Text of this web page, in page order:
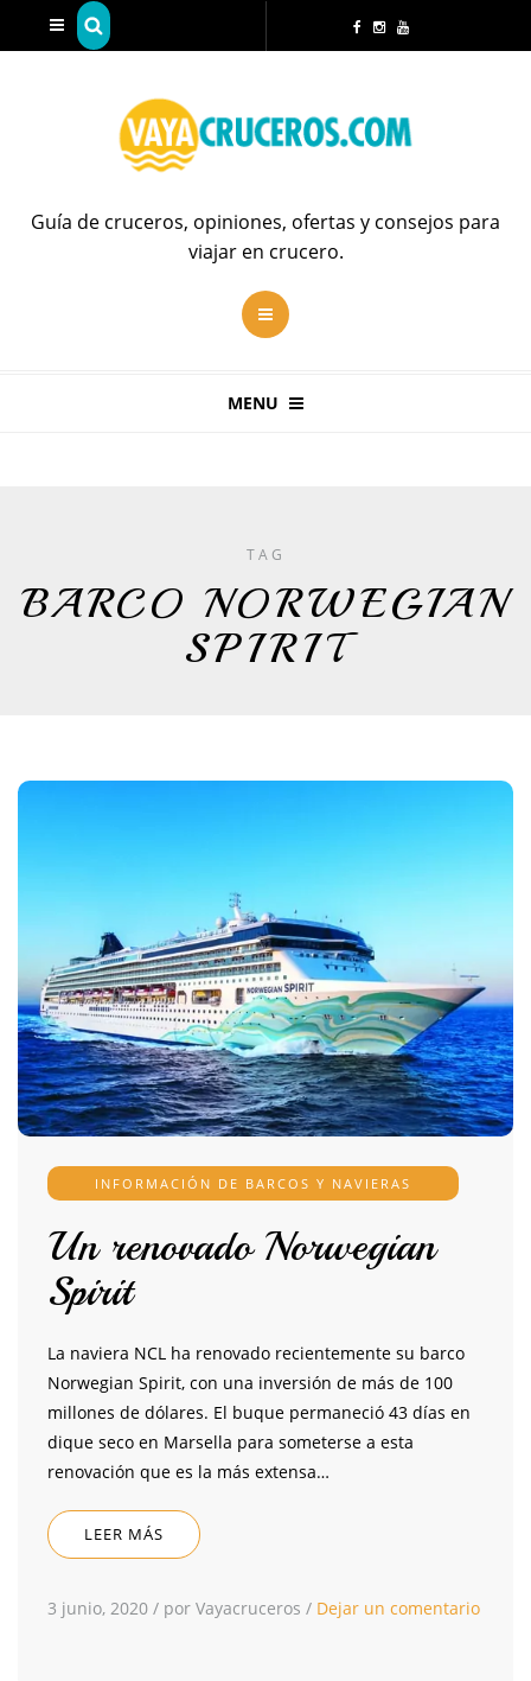
Guía de cruceros, opiniones, ofertas y consejos para
viajar en crucero.
MENU
TAG
BARCO NORWEGIAN
SPIRIT
INFORMACIÓN DE BARCOS Y NAVIERAS
Un renovado Norwegian
Spirit
La naviera NCL ha renovado recientemente su barco
Norwegian Spirit, con una inversión de más de 100
millones de dólares. El buque permaneció 43 días en
dique seco en Marsella para someterse a esta
renovación que es la más extensa…
LEER MÁS
3 junio, 2020 / por Vayacruceros / Dejar un comentario